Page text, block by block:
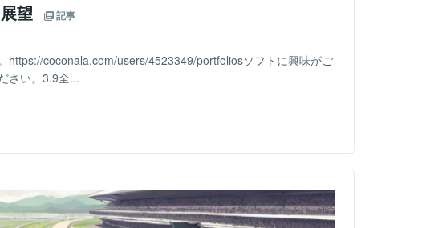
望 記事
https://coconala.com/users/4523349/portfoliosソフトに興味がご
さい。3.9全...